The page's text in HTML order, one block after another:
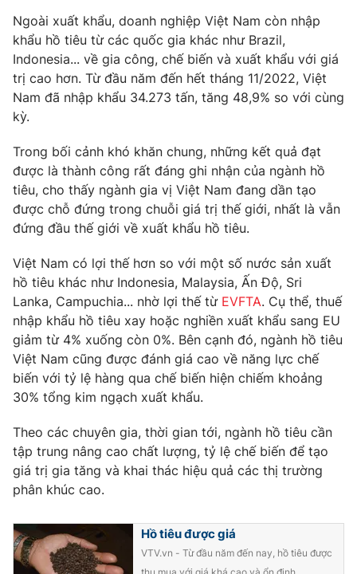
Chất lượng cuộc sống
Học trực tuyến
Công nghệ
Hitech Công nghệ tương lai
Sản phẩm
Thị trường
Tư vấn
Giao lưu trực tuyến
Lịch phát sóng
Chuyên mục khác
Emagazine Podcast
Video Shorts video
VTV Money VTV Thể thao
VTV Sức khoẻ Bất động sản
Thị trường 24h Tấm lòng Việt
VTV4 Vươn mình bằng AI
VTV9 VTV8
Liên hệ tòa soạn English
Ngoài xuất khẩu, doanh nghiệp Việt Nam còn nhập
khẩu hồ tiêu từ các quốc gia khác như Brazil,
Indonesia... về gia công, chế biến và xuất khẩu với giá
trị cao hơn. Từ đầu năm đến hết tháng 11/2022, Việt
Nam đã nhập khẩu 34.273 tấn, tăng 48,9% so với cùng
kỳ.
Trong bối cảnh khó khăn chung, những kết quả đạt
được là thành công rất đáng ghi nhận của ngành hồ
tiêu, cho thấy ngành gia vị Việt Nam đang dần tạo
được chỗ đứng trong chuỗi giá trị thế giới, nhất là vẫn
đứng đầu thế giới về xuất khẩu hồ tiêu.
Việt Nam có lợi thế hơn so với một số nước sản xuất
hồ tiêu khác như Indonesia, Malaysia, Ấn Độ, Sri
Lanka, Campuchia... nhờ lợi thế từ EVFTA. Cụ thể, thuế
nhập khẩu hồ tiêu xay hoặc nghiền xuất khẩu sang EU
giảm từ 4% xuống còn 0%. Bên cạnh đó, ngành hồ tiêu
Việt Nam cũng được đánh giá cao về năng lực chế
biến với tỷ lệ hàng qua chế biến hiện chiếm khoảng
30% tổng kim ngạch xuất khẩu.
Theo các chuyên gia, thời gian tới, ngành hồ tiêu cần
tập trung nâng cao chất lượng, tỷ lệ chế biến để tạo
giá trị gia tăng và khai thác hiệu quả các thị trường
phân khúc cao.
Hồ tiêu được giá
VTV.vn - Từ đầu năm đến nay, hồ tiêu được